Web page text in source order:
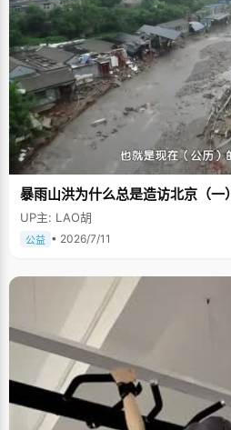
暴雨山洪为什么总是造访北京（一）
UP主: LAO胡
公益 • 2026/7/11